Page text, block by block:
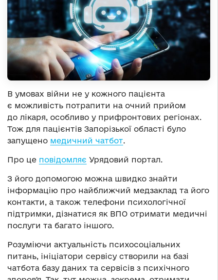
В умовах війни не у кожного пацієнта
є можливість потрапити на очний прийом
до лікаря, особливо у прифронтових регіонах.
Тож для пацієнтів Запорізької області було
запущено медичний чатбот.
Про це повідомляє Урядовий портал.
З його допомогою можна швидко знайти
інформацію про найближчий медзаклад та його
контакти, а також телефони психологічної
підтримки, дізнатися як ВПО отримати медичні
послуги та багато іншого.
Розуміючи актуальність психосоціальних
питань, ініціатори сервісу створили на базі
чатбота базу даних та сервісів з психічного